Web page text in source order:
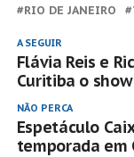
RIO DE JANEIRO
A SEGUIR
Flávia Reis e
Curitiba o
NÃO PERCA
Espetáculo
temporada em